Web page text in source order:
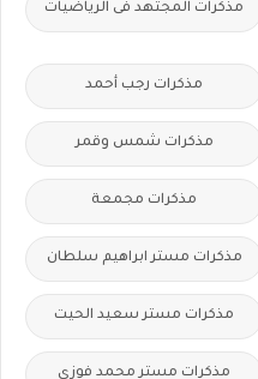
مذكرات المجتهد فى الرياضيات
مذكرات رجب أحمد
مذكرات شمس وقمر
مذكرات مجمعة
مذكرات مستر ابراهيم سلطان
مذكرات مستر سعيد الحيت
مذكرات مستر محمد فوزي